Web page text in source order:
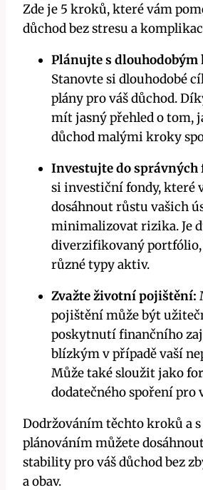
Zde je 5 kroků, které vám
důchod ⁤bez stresu a
Plánujte s dlouhodobým
Stanovte ​si dlouhodobé​
plány pro váš důchod.
mít⁢ jasný přehled o ⁢tom,
důchod⁢ malými ⁣kroky
Investujte do správných
si investiční fondy, které
dosáhnout růstu vašich
minimalizovat rizika. Je
diverzifikovaný
různé ⁢typy aktiv.
Zvažte životní pojištění:
pojištění může být
poskytnutí ‌finančního
blízkým ⁢v případě vaší
Může také sloužit jako
dodatečného‌ spoření pro
Dodržováním ⁢těchto kroků a
plánováním‍ můžete
‌stability pro⁣ váš důchod bez
a‍ obav.